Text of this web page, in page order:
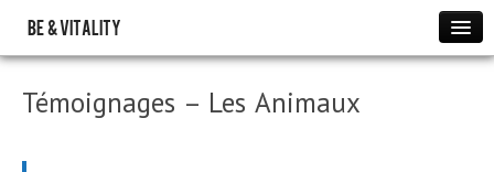
BE & VITALITY
Accueil
Témoignages – Les Animaux